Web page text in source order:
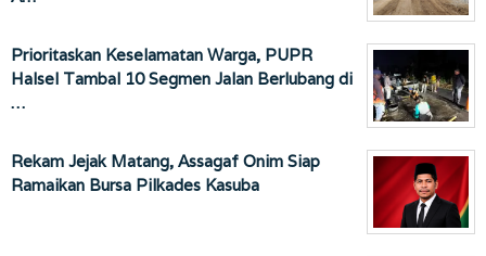
Prioritaskan Keselamatan Warga, PUPR
Halsel Tambal 10 Segmen Jalan Berlubang di
…
Rekam Jejak Matang, Assagaf Onim Siap
Ramaikan Bursa Pilkades Kasuba